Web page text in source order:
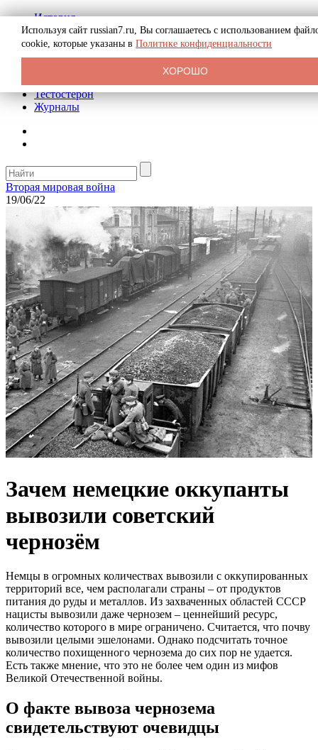
История
Биография
Криминал
Реклама на сайте
Тестостерон
Журналы
Вторая мировая война
19/06/22
Зачем немецкие оккупанты
вывозили советский
чернозём
Немцы в огромных количествах вывозили с оккупированных
территорий все, чем располагали страны – от продуктов
питания до руды и металлов. Из захваченных областей СССР
нацисты вывозили даже чернозем – ценнейший ресурс,
количество которого в мире ограничено. Считается, что почву
вывозили целыми эшелонами. Однако подсчитать точное
количество похищенного чернозема до сих пор не удается.
Есть также мнение, что это не более чем один из мифов
Великой Отечественной войны.
О факте вывоза чернозема
свидетельствуют очевидцы
Используя сайт russian7.ru, Вы соглашаетесь с использованием
cookie, которые указаны в Политике конфиденциальности
ХОРОШО